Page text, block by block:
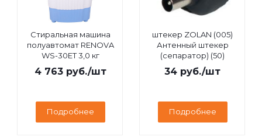
Стиральная машина
полуавтомат RENOVA
WS-30ET 3,0 кг
4 763руб./шт
Подробнее
штекер ZOLAN (005)
Антенный штекер
(сепаратор) (50)
34 руб./шт
Подробнее